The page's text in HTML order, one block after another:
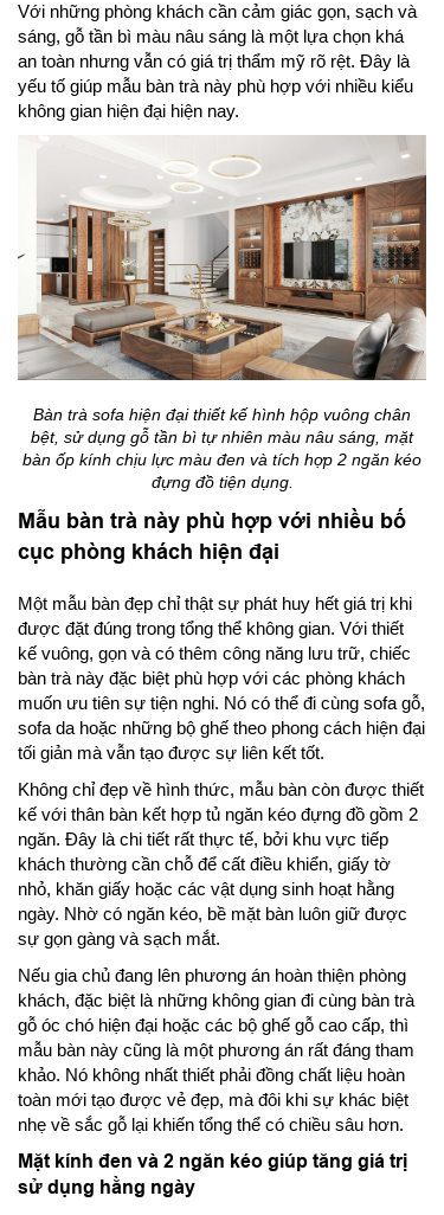
Với những phòng khách cần cảm giác gọn, sạch và
sáng, gỗ tần bì màu nâu sáng là một lựa chọn khá
an toàn nhưng vẫn có giá trị thẩm mỹ rõ rệt. Đây là
yếu tố giúp mẫu bàn trà này phù hợp với nhiều kiểu
không gian hiện đại hiện nay.
Bàn trà sofa hiện đại thiết kế hình hộp vuông chân
bệt, sử dụng gỗ tần bì tự nhiên màu nâu sáng, mặt
bàn ốp kính chịu lực màu đen và tích hợp 2 ngăn kéo
đựng đồ tiện dụng.
Mẫu bàn trà này phù hợp với nhiều bố
cục phòng khách hiện đại
Một mẫu bàn đẹp chỉ thật sự phát huy hết giá trị khi
được đặt đúng trong tổng thể không gian. Với thiết
kế vuông, gọn và có thêm công năng lưu trữ, chiếc
bàn trà này đặc biệt phù hợp với các phòng khách
muốn ưu tiên sự tiện nghi. Nó có thể đi cùng sofa gỗ,
sofa da hoặc những bộ ghế theo phong cách hiện đại
tối giản mà vẫn tạo được sự liên kết tốt.
Không chỉ đẹp về hình thức, mẫu bàn còn được thiết
kế với thân bàn kết hợp tủ ngăn kéo đựng đồ gồm 2
ngăn. Đây là chi tiết rất thực tế, bởi khu vực tiếp
khách thường cần chỗ để cất điều khiển, giấy tờ
nhỏ, khăn giấy hoặc các vật dụng sinh hoạt hằng
ngày. Nhờ có ngăn kéo, bề mặt bàn luôn giữ được
sự gọn gàng và sạch mắt.
Nếu gia chủ đang lên phương án hoàn thiện phòng
khách, đặc biệt là những không gian đi cùng bàn trà
gỗ óc chó hiện đại hoặc các bộ ghế gỗ cao cấp, thì
mẫu bàn này cũng là một phương án rất đáng tham
khảo. Nó không nhất thiết phải đồng chất liệu hoàn
toàn mới tạo được vẻ đẹp, mà đôi khi sự khác biệt
nhẹ về sắc gỗ lại khiến tổng thể có chiều sâu hơn.
Mặt kính đen và 2 ngăn kéo giúp tăng giá trị
sử dụng hằng ngày